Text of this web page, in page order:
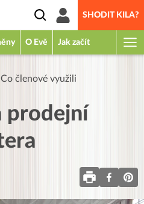
SHODIT KILA?
O Evě Jak začít
Co členové využili
prodejní